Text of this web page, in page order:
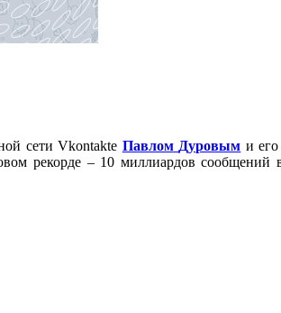
сети Vkontakte Павлом Дуровым и
рекорде – 10 миллиардов сообщений